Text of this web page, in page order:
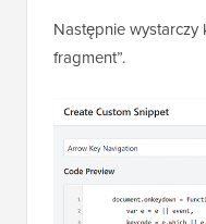
Następnie
fragment”.